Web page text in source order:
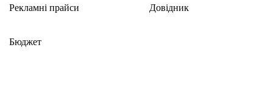
Рекламні прайси
Бюджет
Довідник